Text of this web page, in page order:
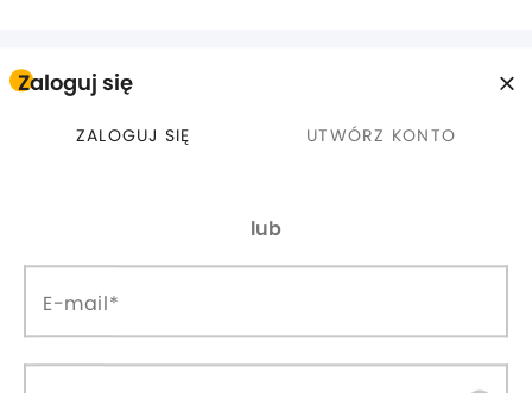
Zaloguj się
ZALOGUJ SIĘ UTWÓRZ KONTO
lub
E-mail
Wszystkie kursy